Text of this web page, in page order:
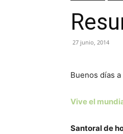
27 junio, 2014
Buenos días
Vive el
Santoral de